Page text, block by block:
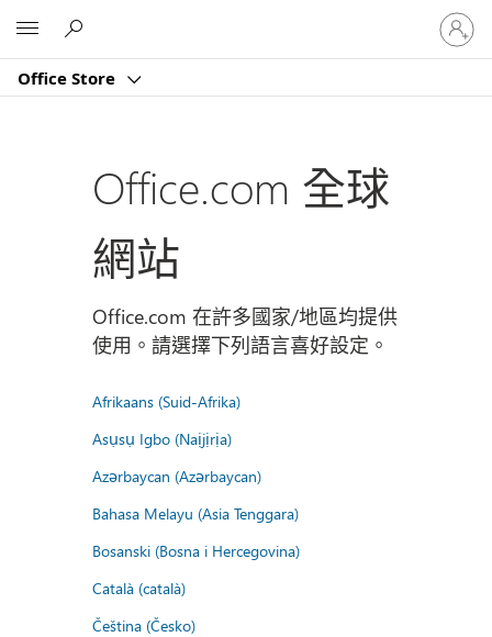
Office Store
登
入
您
Office.com 全球
網站
Office.com 在許多國家/地區均提供
使用。請選擇下列語言喜好設定。
Afrikaans (Suid-Afrika)
Asụsụ Igbo (Naịjịrịa)
Azərbaycan (Azərbaycan)
Bahasa Melayu (Asia Tenggara)
Bosanski (Bosna i Hercegovina)
Català (català)
Čeština (Česko)